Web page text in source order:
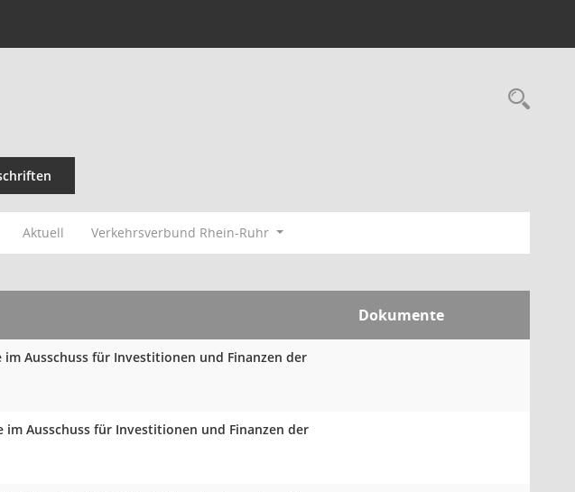
Aktuell Verkehrsverbund Rhein-Ruhr
Dokumente
Ausschuss für Investitionen und Finanzen der
Ausschuss für Investitionen und Finanzen der